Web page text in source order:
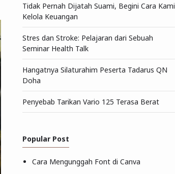
Tidak Pernah Dijatah Suami, Begini Cara Kami
Kelola Keuangan
Stres dan Stroke: Pelajaran dari Sebuah
Seminar Health Talk
Hangatnya Silaturahim Peserta Tadarus QN
Doha
Penyebab Tarikan Vario 125 Terasa Berat
Popular Post
Cara Mengunggah Font di Canva